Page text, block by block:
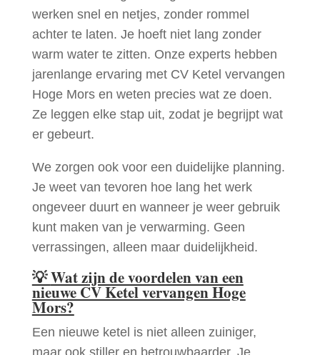
werken snel en netjes, zonder rommel
achter te laten. Je hoeft niet lang zonder
warm water te zitten. Onze experts hebben
jarenlange ervaring met CV Ketel vervangen
Hoge Mors en weten precies wat ze doen.
Ze leggen elke stap uit, zodat je begrijpt wat
er gebeurt.
We zorgen ook voor een duidelijke planning.
Je weet van tevoren hoe lang het werk
ongeveer duurt en wanneer je weer gebruik
kunt maken van je verwarming. Geen
verrassingen, alleen maar duidelijkheid.
💡Wat zijn de voordelen van een
nieuwe CV Ketel vervangen Hoge
Mors?
Een nieuwe ketel is niet alleen zuiniger,
maar ook stiller en betrouwbaarder. Je